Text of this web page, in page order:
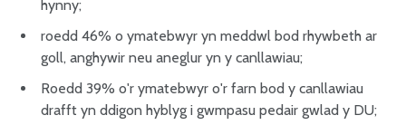
hynny;
roedd 46% o ymatebwyr yn meddwl bod rhywbeth ar
goll, anghywir neu aneglur yn y canllawiau;
Roedd 39% o'r ymatebwyr o'r farn bod y canllawiau
drafft yn ddigon hyblyg i gwmpasu pedair gwlad y DU;